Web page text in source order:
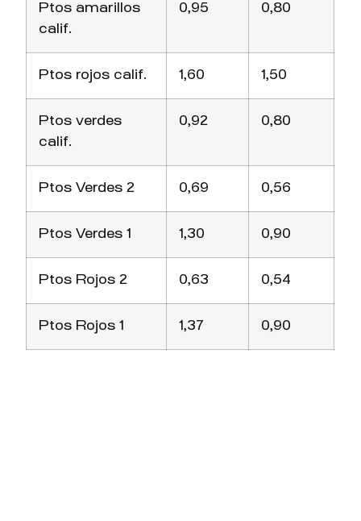
Ptos amarillos
calif.
0,95 0,80
Ptos rojos calif. 1,60 1,50
Ptos verdes
calif.
0,92 0,80
Ptos Verdes 2 0,69 0,56
Ptos Verdes 1 1,30 0,90
Ptos Rojos 2 0,63 0,54
Ptos Rojos 1 1,37 0,90